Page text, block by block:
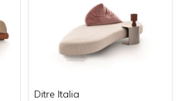
Ditre Italia